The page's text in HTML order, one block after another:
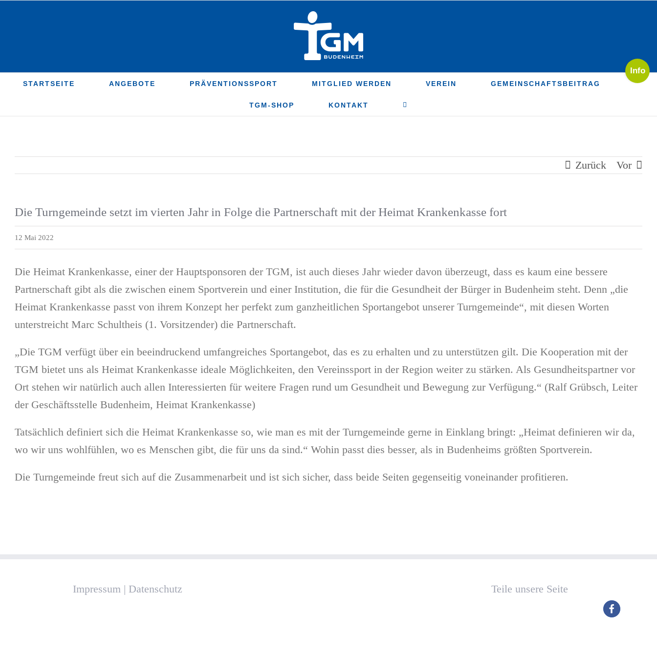
STARTSEITE ANGEBOTE PRÄVENTIONSSPORT MITGLIED WERDEN VEREIN GEMEINSCHAFTSBEITRAG
TGM-SHOP KONTAKT
Zurück Vor
Die Turngemeinde setzt im vierten Jahr in Folge die Partnerschaft mit der Heimat Krankenkasse fort
12 Mai 2022
Die Heimat Krankenkasse, einer der Hauptsponsoren der TGM, ist auch dieses Jahr wieder davon überzeugt, dass es kaum eine bessere
Partnerschaft gibt als die zwischen einem Sportverein und einer Institution, die für die Gesundheit der Bürger in Budenheim steht. Denn „die
Heimat Krankenkasse passt von ihrem Konzept her perfekt zum ganzheitlichen Sportangebot unserer Turngemeinde“, mit diesen Worten
unterstreicht Marc Schultheis (1. Vorsitzender) die Partnerschaft.
„Die TGM verfügt über ein beeindruckend umfangreiches Sportangebot, das es zu erhalten und zu unterstützen gilt. Die Kooperation mit der
TGM bietet uns als Heimat Krankenkasse ideale Möglichkeiten, den Vereinssport in der Region weiter zu stärken. Als Gesundheitspartner vor
Ort stehen wir natürlich auch allen Interessierten für weitere Fragen rund um Gesundheit und Bewegung zur Verfügung.“ (Ralf Grübsch, Leiter
der Geschäftsstelle Budenheim, Heimat Krankenkasse)
Tatsächlich definiert sich die Heimat Krankenkasse so, wie man es mit der Turngemeinde gerne in Einklang bringt: „Heimat definieren wir da,
wo wir uns wohlfühlen, wo es Menschen gibt, die für uns da sind.“ Wohin passt dies besser, als in Budenheims größten Sportverein.
Die Turngemeinde freut sich auf die Zusammenarbeit und ist sich sicher, dass beide Seiten gegenseitig voneinander profitieren.
Impressum| Datenschutz Teile unsere Seite
Toggle
Sliding
Area